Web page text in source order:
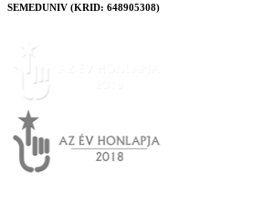
SEMEDUNIV (KRID: 648905308)